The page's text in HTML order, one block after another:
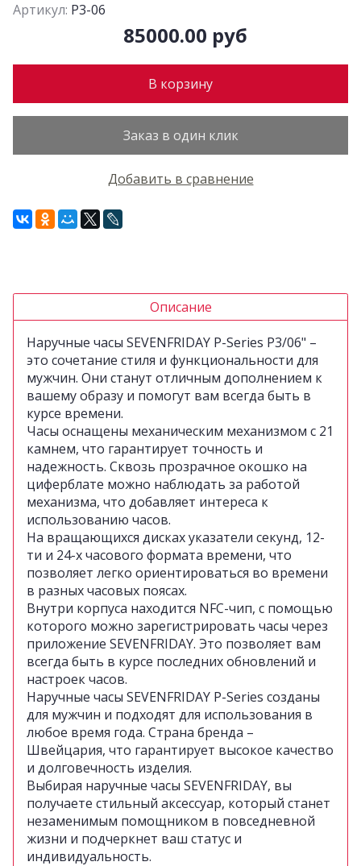
Артикул: P3-06
85000.00 руб
В корзину
Заказ в один клик
Добавить в сравнение
Описание
Наручные часы SEVENFRIDAY P-Series P3/06" –
это сочетание стиля и функциональности для
мужчин. Они станут отличным дополнением к
вашему образу и помогут вам всегда быть в
курсе времени.
Часы оснащены механическим механизмом с 21
камнем, что гарантирует точность и
надежность. Сквозь прозрачное окошко на
циферблате можно наблюдать за работой
механизма, что добавляет интереса к
использованию часов.
На вращающихся дисках указатели секунд, 12-
ти и 24-х часового формата времени, что
позволяет легко ориентироваться во времени
в разных часовых поясах.
Внутри корпуса находится NFC-чип, с помощью
которого можно зарегистрировать часы через
приложение SEVENFRIDAY. Это позволяет вам
всегда быть в курсе последних обновлений и
настроек часов.
Наручные часы SEVENFRIDAY P-Series созданы
для мужчин и подходят для использования в
любое время года. Страна бренда –
Швейцария, что гарантирует высокое качество
и долговечность изделия.
Выбирая наручные часы SEVENFRIDAY, вы
получаете стильный аксессуар, который станет
незаменимым помощником в повседневной
жизни и подчеркнет ваш статус и
индивидуальность.